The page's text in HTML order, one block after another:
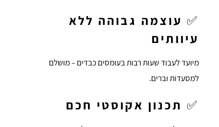
✅ עוצמה גבוהה ללא
עיוותים
מיועד לעבוד שעות רבות בעומסים כבדים – מושלם
למסעדות וברים.
✅ תכנון אקוסטי חכם